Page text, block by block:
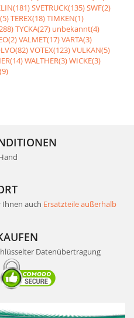
SVETRUCK(135)SWF(2)
TEREX(18)TIMKEN(1)
TYCKA(27) unbekannt(4)
VALMET(17)VARTA(3)
VOTEX(123)VULKAN(5)
WALTHER(3)WICKE(3)
Hand
Ihnen auch Ersatzteile außerhalb
Datenübertragung